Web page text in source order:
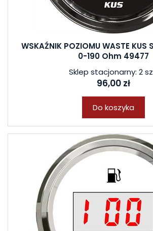
WSKAŹNIK POZIOMU WASTE KUS
0-190 Ohm 49477
Sklep stacjonarny: 2
96,00 zł
Do koszyka